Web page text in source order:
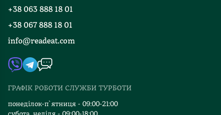
Події
Книгарні
Контакти
Автори
Видавництва
Відгуки та оцінка RDT
+38 063 888 18 01
+38 067 888 18 01
info@readeat.com
ГРАФІК РОБОТИ СЛУЖБИ ТУРБОТИ
понеділок-п`ятниця - 09:00-21:00